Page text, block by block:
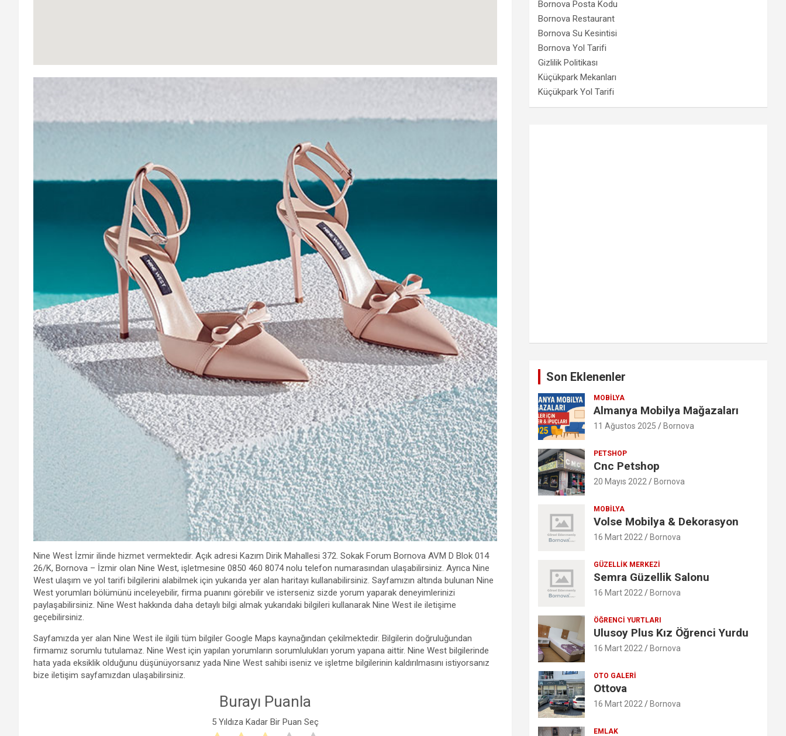
Nine West İzmir ilinde hizmet vermektedir. Açık adresi Kazım Dirik Mahallesi 372. Sokak Forum Bornova AVM D Blok 014
26/K, Bornova – İzmir olan Nine West, işletmesine 0850 460 8074 nolu telefon numarasından ulaşabilirsiniz. Ayrıca Nine
West ulaşım ve yol tarifi bilgilerini alabilmek için yukarıda yer alan haritayı kullanabilirsiniz. Sayfamızın altında bulunan Nine
West yorumları bölümünü inceleyebilir, firma puanını görebilir ve isterseniz sizde yorum yaparak deneyimlerinizi
paylaşabilirsiniz. Nine West hakkında daha detaylı bilgi almak yukarıdaki bilgileri kullanarak Nine West ile iletişime
geçebilirsiniz.
Sayfamızda yer alan Nine West ile ilgili tüm bilgiler Google Maps kaynağından çekilmektedir. Bilgilerin doğruluğundan
firmamız sorumlu tutulamaz. Nine West için yapılan yorumların sorumlulukları yorum yapana aittir. Nine West bilgilerinde
hata yada eksiklik olduğunu düşünüyorsanız yada Nine West sahibi iseniz ve işletme bilgilerinin kaldırılmasını istiyorsanız
bize iletişim sayfamızdan ulaşabilirsiniz.
Burayı Puanla
5 Yıldıza Kadar Bir Puan Seç
Bornova Posta Kodu
Bornova Restaurant
Bornova Su Kesintisi
Bornova Yol Tarifi
Gizlilik Politikası
Küçükpark Mekanları
Küçükpark Yol Tarifi
Son Eklenenler
MOBILYA
Almanya Mobilya Mağazaları
11 Ağustos 2025 Bornova
PETSHOP
Cnc Petshop
20 Mayıs 2022 Bornova
MOBILYA
Volse Mobilya & Dekorasyon
16 Mart 2022 Bornova
GÜZELLIK MERKEZI
Semra Güzellik Salonu
16 Mart 2022 Bornova
ÖĞRENCI YURTLARI
Ulusoy Plus Kız Öğrenci Yurdu
16 Mart 2022 Bornova
OTO GALERI
Ottova
16 Mart 2022 Bornova
EMLAK